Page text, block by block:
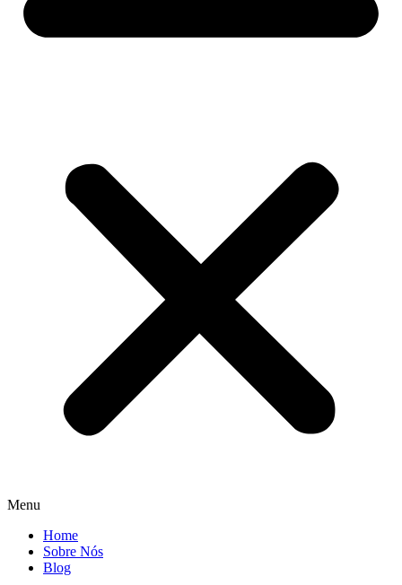
Menu
Home
Sobre Nós
Blog